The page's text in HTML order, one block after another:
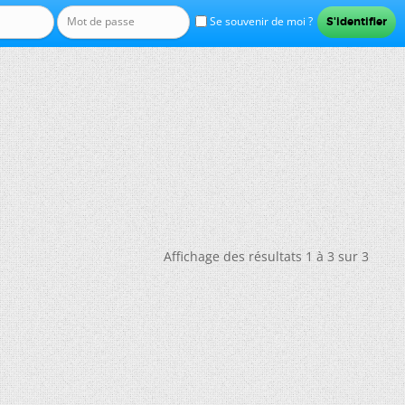
Se souvenir de moi ?
Affichage des résultats 1 à 3 sur 3